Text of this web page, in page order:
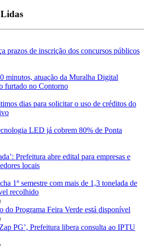
prazos de inscrição dos concursos públicos
minutos, atuação da Muralha Digital
furtado no Contorno
dias para solicitar o uso de créditos do
LED já cobrem 80% de Ponta
Prefeitura abre edital para empresas e
locais
1º semestre com mais de 1,3 tonelada de
recolhido
do Programa Feira Verde está disponível
PG’, Prefeitura libera consulta ao IPTU